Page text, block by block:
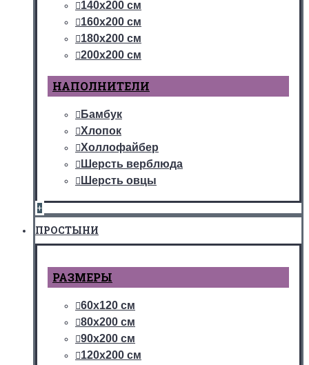
140х200 см
160х200 см
180х200 см
200х200 см
НАПОЛНИТЕЛИ
Бамбук
Хлопок
Холлофайбер
Шерсть верблюда
Шерсть овцы
+
ПРОСТЫНИ
РАЗМЕРЫ
60х120 см
80х200 см
90х200 см
120х200 см